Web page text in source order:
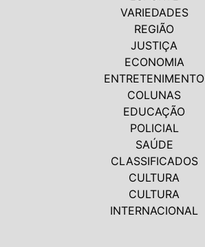
VARIEDADES
REGIÃO
JUSTIÇA
ECONOMIA
ENTRETENIMENTO
COLUNAS
EDUCAÇÃO
POLICIAL
SAÚDE
CLASSIFICADOS
CULTURA
CULTURA
INTERNACIONAL